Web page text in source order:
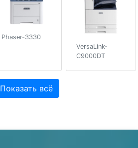
Phaser-3330
VersaLink-
C9000DT
Показать всё